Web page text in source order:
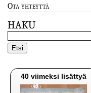
Ota yhteyttä
HAKU
40 viimeksi lisättyä